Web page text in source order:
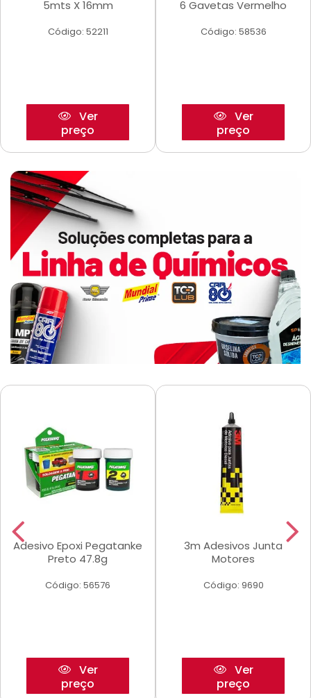
5mts X 16mm
Código: 52211
Ver
preço
6 Gavetas Vermelho
Código: 58536
Ver
preço
Adesivo Epoxi Pegatanke
Preto 47.8g
Código: 56576
Ver
preço
3m Adesivos Junta
Motores
Código: 9690
Ver
preço